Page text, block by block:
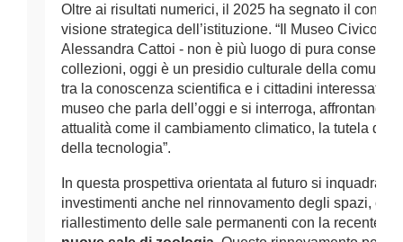
Oltre ai risultati numerici, il 2025 ha segnato il
visione strategica dell’istituzione. “Il Museo Civico -
Alessandra Cattoi - non è più luogo di pura
collezioni, oggi è un presidio culturale della
tra la conoscenza scientifica e i cittadini interessati. .
museo che parla dell’oggi e si interroga, affrontando
attualità come il cambiamento climatico, la tutela del
della tecnologia”.
In questa prospettiva orientata al futuro si
investimenti anche nel rinnovamento degli spazi,
riallestimento delle sale permanenti con la recente